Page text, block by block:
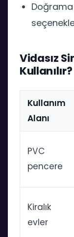
Vidasız
Kullanılır?
Kullanım
Alanı
PVC
pencere
Kiralık
evler